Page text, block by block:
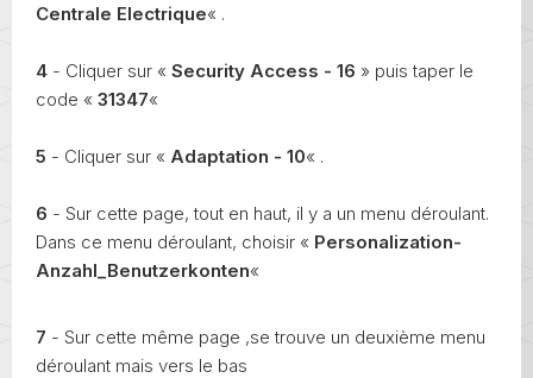
Centrale Electrique« .
4 - Cliquer sur « Security Access - 16 » puis taper le
code « 31347«
5 - Cliquer sur « Adaptation - 10« .
6 - Sur cette page, tout en haut, il y a un menu déroulant.
Dans ce menu déroulant, choisir « Personalization-
Anzahl_Benutzerkonten«
7 - Sur cette même page ,se trouve un deuxième menu
déroulant mais vers le bas